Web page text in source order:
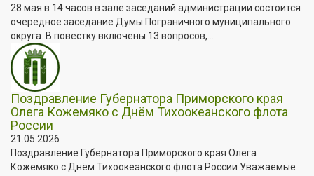
28 мая в 14 часов в зале заседаний администрации состоится
очередное заседание Думы Пограничного муниципального
округа. В повестку включены 13 вопросов,...
Поздравление Губернатора Приморского края
Олега Кожемяко с Днём Тихоокеанского флота
России
21.05.2026
Поздравление Губернатора Приморского края Олега
Кожемяко с Днём Тихоокеанского флота России Уважаемые